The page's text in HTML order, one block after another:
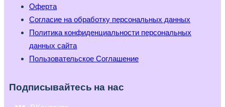
Оферта
Согласие на обработку персональных данных
Политика конфиденциальности персональных
данных сайта
Пользовательское Соглашение
Подписывайтесь на нас